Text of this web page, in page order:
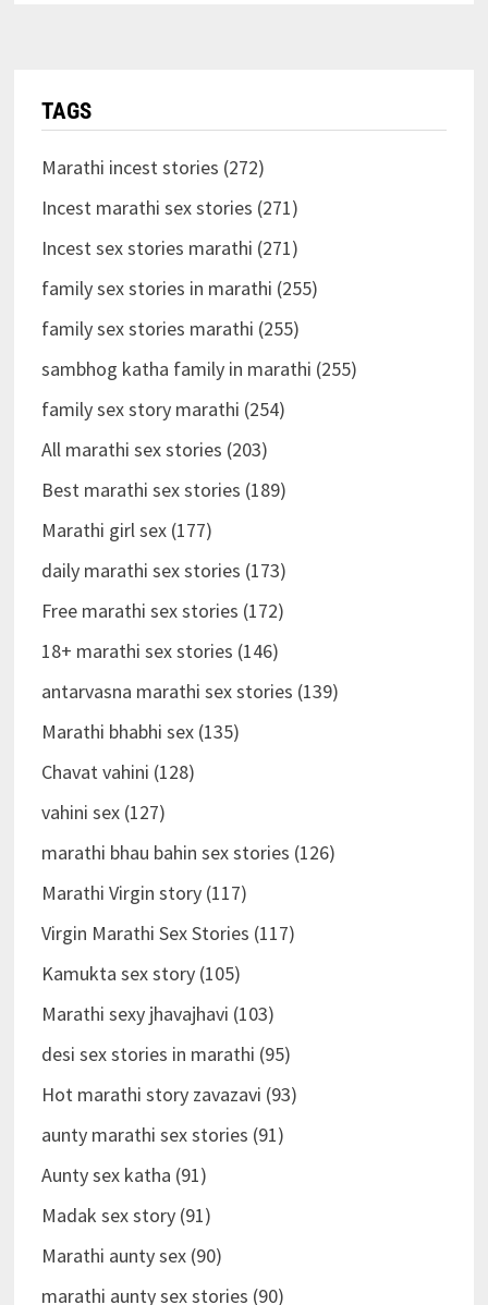
TAGS
Marathi incest stories (272)
Incest marathi sex stories (271)
Incest sex stories marathi (271)
family sex stories in marathi (255)
family sex stories marathi (255)
sambhog katha family in marathi (255)
family sex story marathi (254)
All marathi sex stories (203)
Best marathi sex stories (189)
Marathi girl sex (177)
daily marathi sex stories (173)
Free marathi sex stories (172)
18+ marathi sex stories (146)
antarvasna marathi sex stories (139)
Marathi bhabhi sex (135)
Chavat vahini (128)
vahini sex (127)
marathi bhau bahin sex stories (126)
Marathi Virgin story (117)
Virgin Marathi Sex Stories (117)
Kamukta sex story (105)
Marathi sexy jhavajhavi (103)
desi sex stories in marathi (95)
Hot marathi story zavazavi (93)
aunty marathi sex stories (91)
Aunty sex katha (91)
Madak sex story (91)
Marathi aunty sex (90)
marathi aunty sex stories (90)